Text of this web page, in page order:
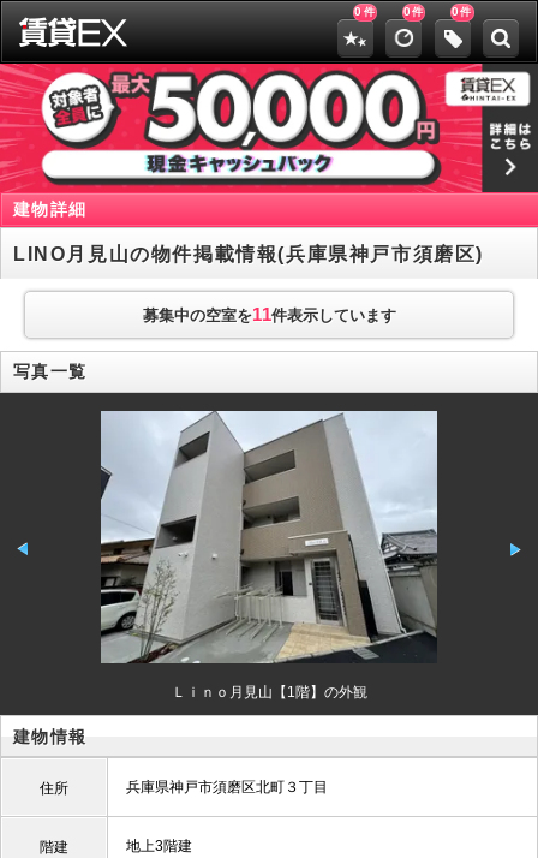
0 件 0件 0件
建物詳細
LINO月見山の物件掲載情報(兵庫県神戸市須磨区)
募集中の空室を11件表示しています
写真一覧
Ｌｉｎｏ月見山【1階】の外観
建物情報
住所 兵庫県神戸市須磨区北町３丁目
階建 地上3階建